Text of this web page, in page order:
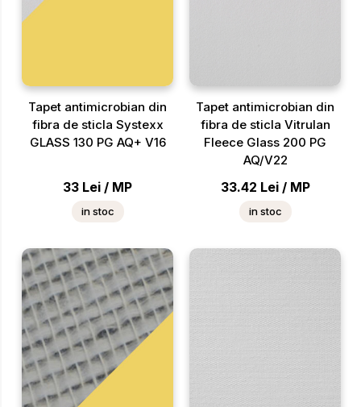
Tapet antimicrobian din
fibra de sticla Systexx
GLASS 130 PG AQ+ V16
33 Lei / MP
in stoc
Tapet antimicrobian din
fibra de sticla Vitrulan
Fleece Glass 200 PG
AQ/V22
33.42 Lei / MP
in stoc